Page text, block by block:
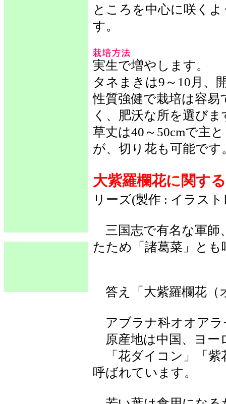
ところを中心に咲く
す。
実生で増やします。
タネまきは9～10月、
性質強健で栽培は容
く、肥沃な所を選びま
草丈は40～50cmで主
が、切り花も可能です
大紫羅欄花に関す
リーズ(製作 : イラス
三国志で有名な軍師
たため「諸葛菜」と
答え「大紫羅欄花（
アブラナ科オオアラ
原産地は中国、ヨー
「花ダイコン」「紫
呼ばれています。